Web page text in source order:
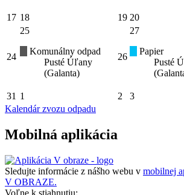
17 18 19 20
24
25
Komunálny odpad
Pusté Úľany
(Galanta)
26
27
Papier
Pusté
31 1 2 3
Kalendár zvozu odpadu
Mobilná aplikácia
Sledujte informácie z nášho webu v mobilnej
V OBRAZE.
Voľne k stiahnutiu: